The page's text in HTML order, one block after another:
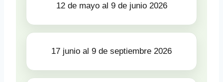
12 de mayo al 9 de junio 2026
17 junio al 9 de septiembre 2026